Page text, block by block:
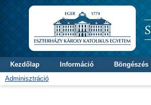
Kezdőlap Információ
Böngészés
Adminisztráció